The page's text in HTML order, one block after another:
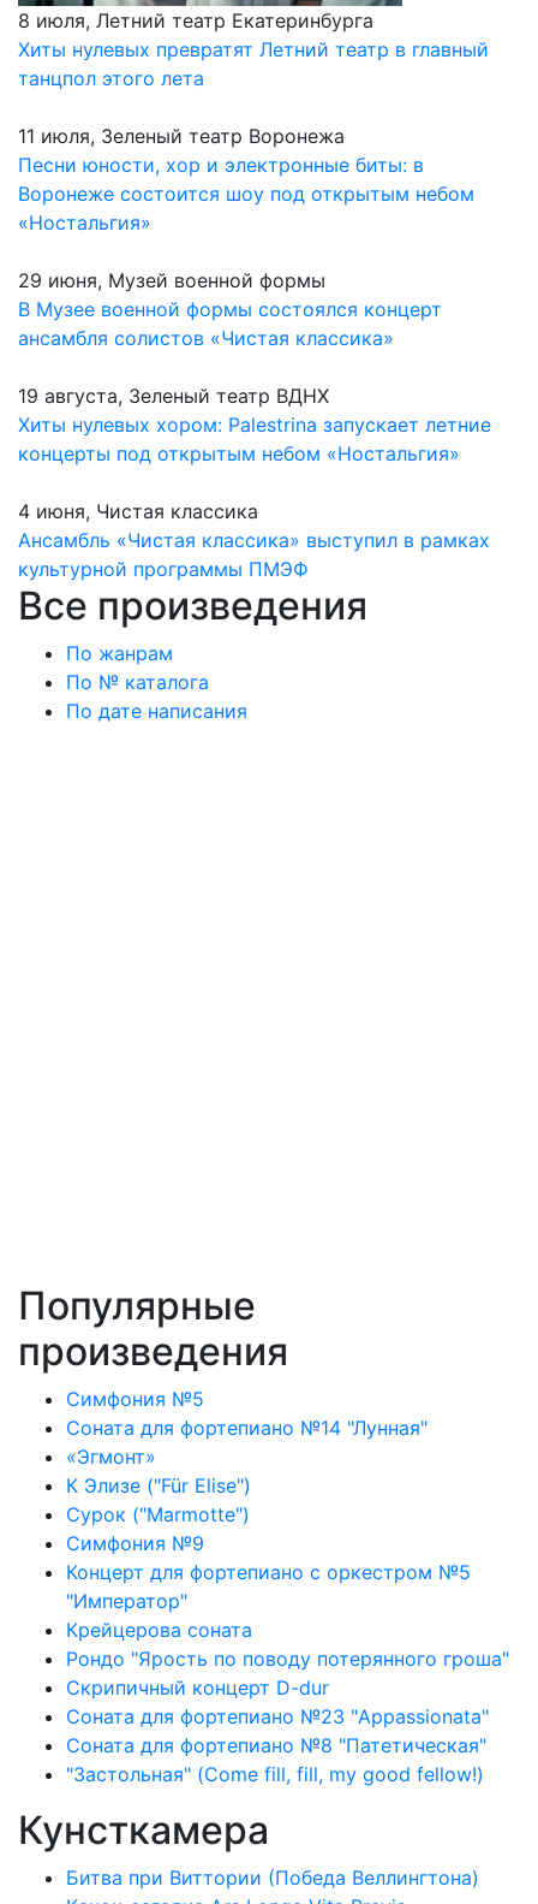
8 июля, Летний театр Екатеринбурга
Хиты нулевых превратят Летний театр в главный
танцпол этого лета
11 июля, Зеленый театр Воронежа
Песни юности, хор и электронные биты: в
Воронеже состоится шоу под открытым небом
«Ностальгия»
29 июня, Музей военной формы
В Музее военной формы состоялся концерт
ансамбля солистов «Чистая классика»
19 августа, Зеленый театр ВДНХ
Хиты нулевых хором: Palestrina запускает летние
концерты под открытым небом «Ностальгия»
4 июня, Чистая классика
Ансамбль «Чистая классика» выступил в рамках
культурной программы ПМЭФ
Все произведения
По жанрам
По № каталога
По дате написания
Популярные
произведения
Симфония №5
Соната для фортепиано №14 "Лунная"
«Эгмонт»
К Элизе ("Für Elise")
Сурок ("Marmotte")
Симфония №9
Концерт для фортепиано с оркестром №5
"Император"
Крейцерова соната
Рондо "Ярость по поводу потерянного гроша"
Скрипичный концерт D-dur
Соната для фортепиано №23 "Appassionata"
Соната для фортепиано №8 "Патетическая"
"Застольная" (Come fill, fill, my good fellow!)
Кунсткамера
Битва при Виттории (Победа Веллингтона)